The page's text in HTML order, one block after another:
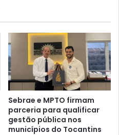
Sebrae e MPTO firmam
parceria para qualificar
gestão pública nos
municípios do Tocantins